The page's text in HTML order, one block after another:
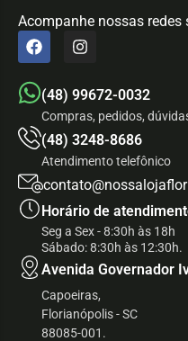
Acompanhe nossas redes
(48) 99672-0032
Compras, pedidos,
(48) 3248-8686
Atendimento telefônico
Horário de
Seg a Sex - 8:30h às 18h
Sábado: 8:30h às 12:30h.
Avenida Governador
Capoeiras,
Florianópolis - SC
88085-001.